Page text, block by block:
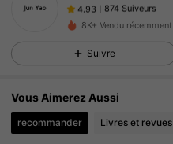
4.93 874 Suiveurs
4.93
8K+ Vendu récemment
Suivre
Vous Aimerez Aussi
recommander Livres et revues